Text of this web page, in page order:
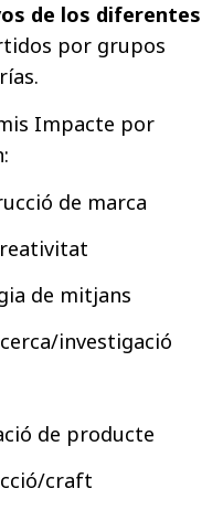
de los diferentes
por grupos
Impacte por
de marca
de mitjans
investigació
de producte
craft